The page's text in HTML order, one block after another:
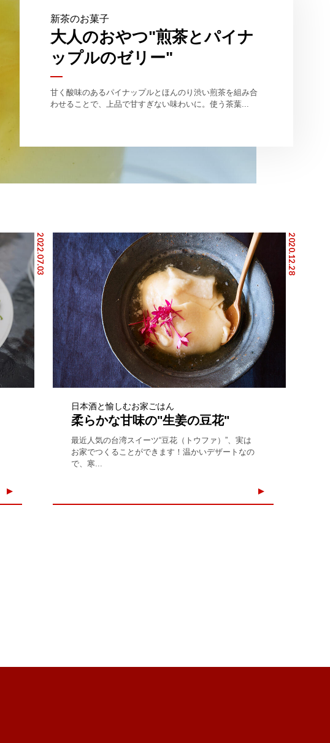
新茶のお菓子
大人のおやつ"煎茶とパイナ
ップルのゼリー"
甘く酸味のあるパイナップルとほんのり渋い煎茶を組み合
わせることで、上品で甘すぎない味わいに。使う茶葉...
2022.07.03 2020.12.28
日本酒と愉しむお家ごはん
柔らかな甘味の"生姜の豆花"
最近人気の台湾スイーツ“豆花（トウファ）”、実は
お家でつくることができます！温かいデザートなの
で、寒...